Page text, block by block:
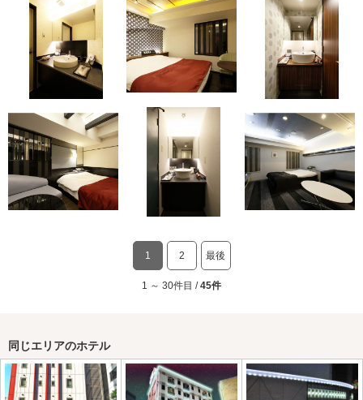
1 2 最後
1 ～ 30件目 /45件
同じエリアのホテル